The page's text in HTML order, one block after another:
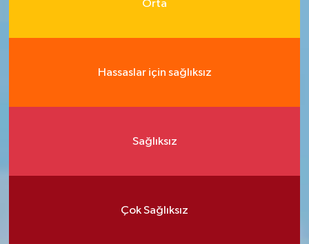
Orta
Hassaslar için sağlıksız
Sağlıksız
Çok Sağlıksız